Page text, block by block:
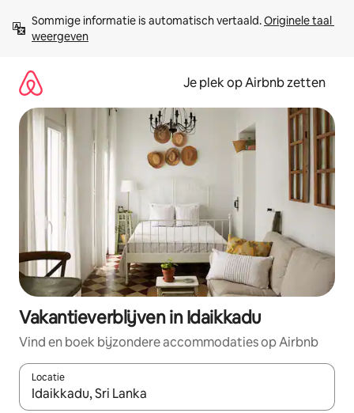
direct
naar
Sommige informatie is automatisch vertaald. Originele taal
weergeven
Je plek op Airbnb zetten
Vakantieverblijven in Idaikkadu
Vind en boek bijzondere accommodaties op Airbnb
Locatie
Wanneer er resultaten beschikbaar zijn, maak je een keuze